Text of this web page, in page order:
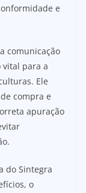
e
comunicação
vital para a
Ele
compra e
apuração
do Sintegra
o